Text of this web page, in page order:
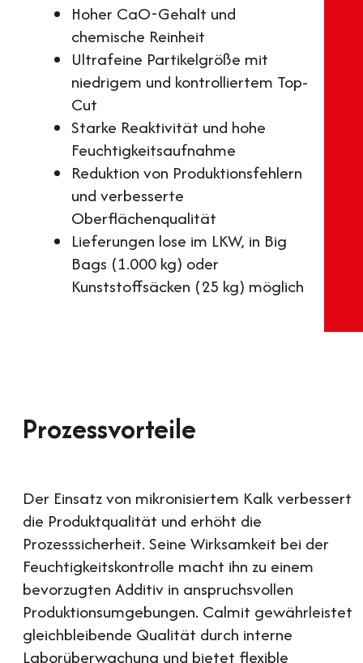
Hoher CaO-Gehalt und
chemische Reinheit
Ultrafeine Partikelgröße mit
niedrigem und kontrolliertem Top-
Cut
Starke Reaktivität und hohe
Feuchtigkeitsaufnahme
Reduktion von Produktionsfehlern
und verbesserte
Oberflächenqualität
Lieferungen lose im LKW, in Big
Bags (1.000 kg) oder
Kunststoffsäcken (25 kg) möglich
Prozessvorteile
Der Einsatz von mikronisiertem Kalk verbessert
die Produktqualität und erhöht die
Prozesssicherheit. Seine Wirksamkeit bei der
Feuchtigkeitskontrolle macht ihn zu einem
bevorzugten Additiv in anspruchsvollen
Produktionsumgebungen. Calmit gewährleistet
gleichbleibende Qualität durch interne
Laborüberwachung und bietet flexible